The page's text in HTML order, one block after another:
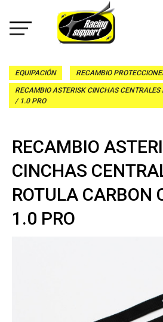
EQUIPACIÓN RECAMBIO
RECAMBIO ASTERISK CINCHAS
/ 1.0 PRO
RECAMBIO
CINCHAS
ROTULA CARBON
1.0 PRO